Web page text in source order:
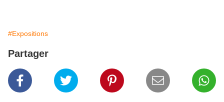
#Expositions
Partager